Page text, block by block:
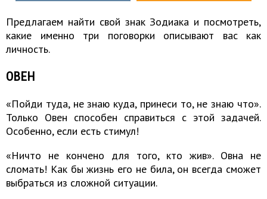
Предлагаем найти свой знак Зодиака и посмотреть,
какие именно три поговорки описывают вас как
личность.
ОВЕН
«Пойди туда, не знаю куда, принеси то, не знаю что».
Только Овен способен справиться с этой задачей.
Особенно, если есть стимул!
«Ничто не кончено для того, кто жив». Овна не
сломать! Как бы жизнь его не била, он всегда сможет
выбраться из сложной ситуации.